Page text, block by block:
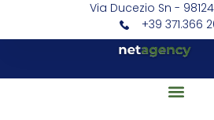
Via Ducezio Sn -
+39 371.366